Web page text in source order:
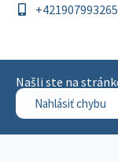
+421907993265
Našli ste na
Nahlásiť chybu